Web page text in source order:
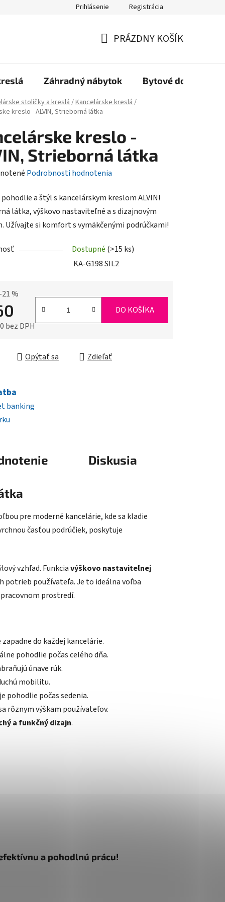
Reklamačný poriadok, Záručné podmienky Reklamačný formulár
Prihlásenie Registrácia
KOŠÍK
PRÁZDNY KOŠÍK
Záhradný nábytok Bytové doplnky
stoličky a kreslá/Kancelárske kreslá/
kreslo - ALVIN, Strieborná látka
kreslo -
Strieborná látka
Podrobnosti hodnotenia
a štýl s kancelárskym kreslom ALVIN!
látka, výškovo nastaviteľné a s dizajnovým
Užívajte si komfort s vymäkčenými podrúčkami!
Dostupné (>15 ks)
KA-G198 SIL2
%
bez DPH
DO KOŠÍKA
Opýtať sa Zdieľať
banking
Diskusia
pre moderné kancelárie, kde sa kladie
časťou podrúčiek, poskytuje
vzhľad. Funkciavýškovo nastaviteľnej
potrieb používateľa. Je to ideálna voľba
prostredí.
do každej kancelárie.
pohodlie počas celého dňa.
únave rúk.
mobilitu.
pohodlie počas sedenia.
rôznym výškam používateľov.
a funkčný dizajn.
a pohodlnú prácu!